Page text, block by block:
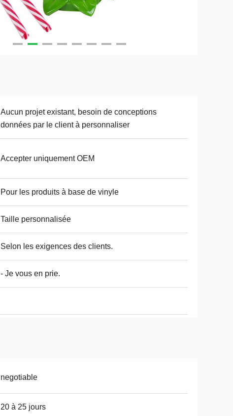
Aucun projet existant, besoin de conceptions
données par le client à personnaliser
Accepter uniquement OEM
Pour les produits à base de vinyle
Taille personnalisée
Selon les exigences des clients.
- Je vous en prie.
negotiable
20 à 25 jours